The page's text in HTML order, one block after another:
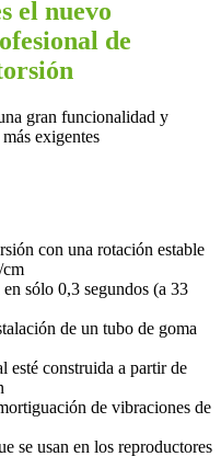
el nuevo
de
gran funcionalidad y
exigentes
con una rotación estable
cm
sólo 0,3 segundos (a 33
de un tubo de goma
esté construida a partir de
de vibraciones de
se usan en los reproductores